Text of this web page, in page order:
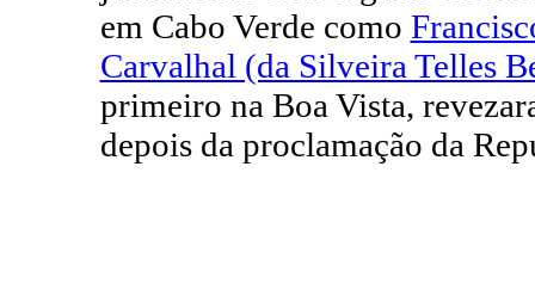
em Cabo Verde como
Carvalhal (da Silveira Telles
primeiro na Boa Vista,
depois da proclamação da